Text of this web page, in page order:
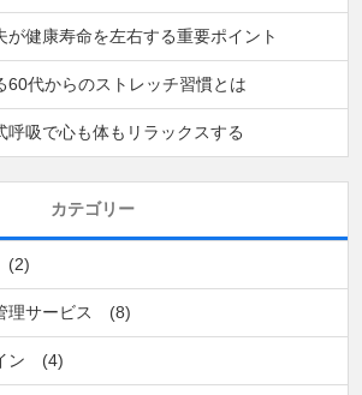
が健康寿命を左右する重要ポイント
60代からのストレッチ習慣とは
呼吸で心も体もリラックスする
カテゴリー
(2)
理サービス (8)
ン (4)